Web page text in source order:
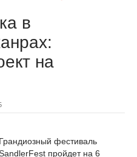
в
на
Грандиозный фестиваль
пройдет на 6